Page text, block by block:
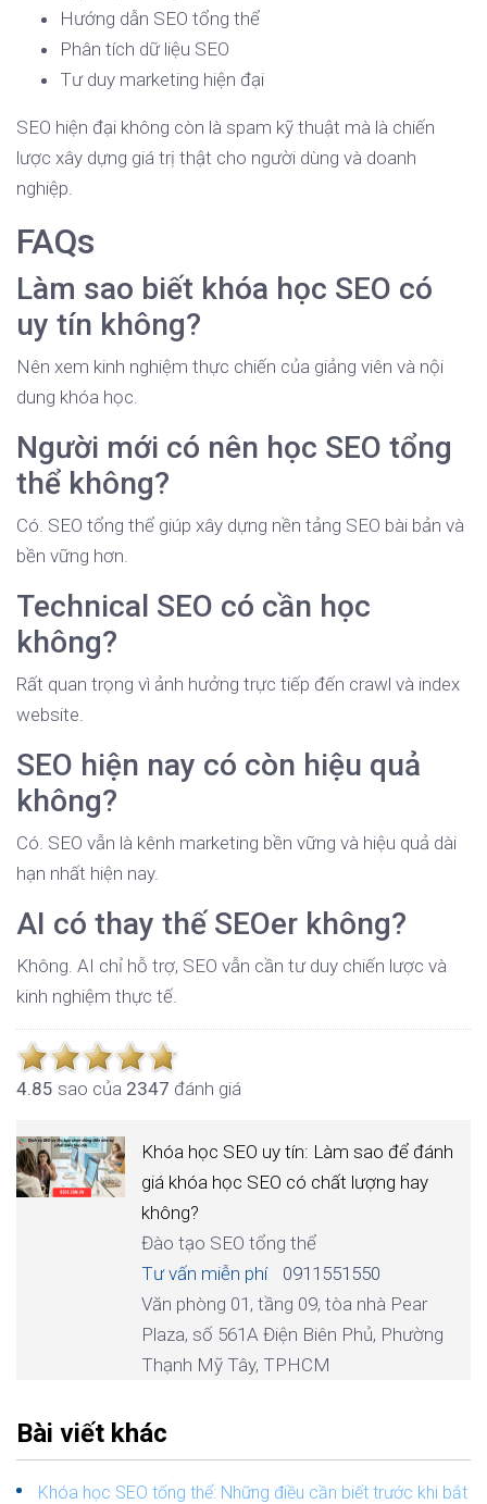
Hướng dẫn SEO tổng thể
Phân tích dữ liệu SEO
Tư duy marketing hiện đại
SEO hiện đại không còn là spam kỹ thuật mà là chiến
lược xây dựng giá trị thật cho người dùng và doanh
nghiệp.
FAQs
Làm sao biết khóa học SEO có
uy tín không?
Nên xem kinh nghiệm thực chiến của giảng viên và nội
dung khóa học.
Người mới có nên học SEO tổng
thể không?
Có. SEO tổng thể giúp xây dựng nền tảng SEO bài bản và
bền vững hơn.
Technical SEO có cần học
không?
Rất quan trọng vì ảnh hưởng trực tiếp đến crawl và index
website.
SEO hiện nay có còn hiệu quả
không?
Có. SEO vẫn là kênh marketing bền vững và hiệu quả dài
hạn nhất hiện nay.
AI có thay thế SEOer không?
Không. AI chỉ hỗ trợ, SEO vẫn cần tư duy chiến lược và
kinh nghiệm thực tế.
4.85 sao của 2347 đánh giá
Khóa học SEO uy tín: Làm sao để đánh
giá khóa học SEO có chất lượng hay
không?
Đào tạo SEO tổng thể
Tư vấn miễn phí
0911551550
Văn phòng 01, tầng 09, tòa nhà Pear
Plaza, số 561A Điện Biên Phủ, Phường
Thạnh Mỹ Tây, TPHCM
Bài viết khác
Khóa học SEO tổng thể: Những điều cần biết trước khi bắt